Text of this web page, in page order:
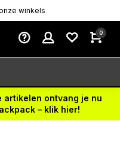
winkels
0
artikelen ontvang je nu
– klik hier!